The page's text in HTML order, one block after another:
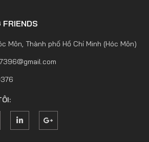
FRIENDS
Môn, Thành phố Hồ Chí Minh (Hóc Môn)